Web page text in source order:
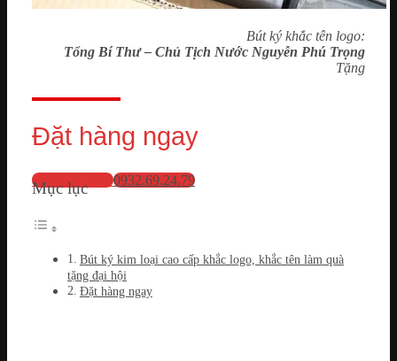
Bút ký khắc tên logo:
Tổng Bí Thư – Chủ Tịch Nước Nguyễn Phú Trọng
Tặng
Đặt hàng ngay
💬 Nhắn Zalo 0932.69.24.79
Mục lục
Bút ký kim loại cao cấp khắc logo, khắc tên làm quà
tặng đại hội
Đặt hàng ngay